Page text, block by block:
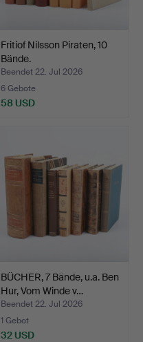
Fritiof Nilsson Piraten, 10
Bände.
Beendet 22. Jul 2026
6 Gebote
58 USD
BÜCHER, 7 Bände, u.a. Ben
Hur, Vom Winde v…
Beendet 22. Jul 2026
1 Gebot
32 USD